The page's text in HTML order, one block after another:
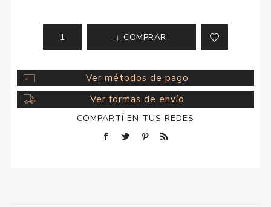
COMPRAR
Ver métodos de pago
Ver formas de envío
COMPARTÍ EN TUS REDES